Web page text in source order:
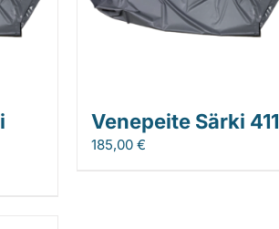
Venepeite Särki 411
185,00 €